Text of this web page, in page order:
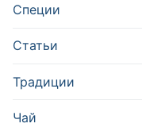
Специи
Статьи
Традиции
Чай